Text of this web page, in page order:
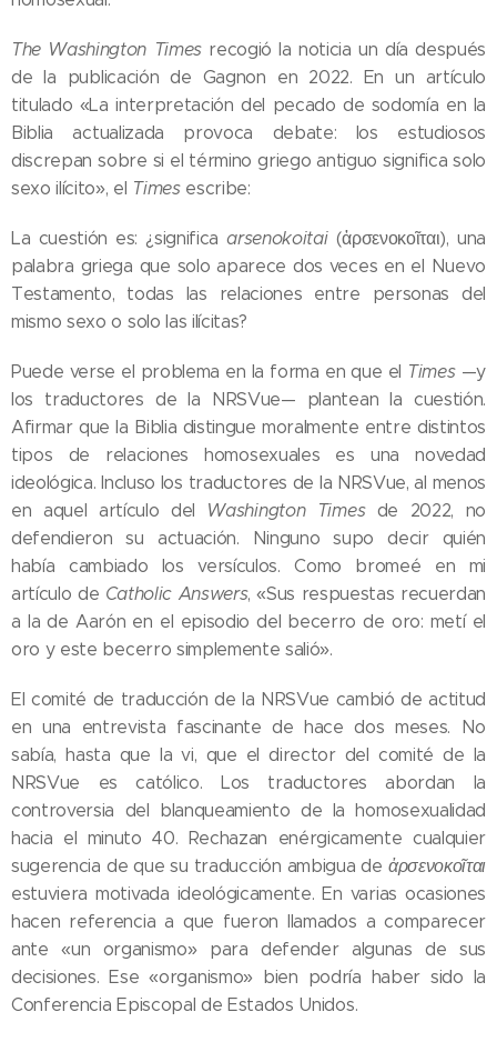
The Washington Timesrecogió la noticia un día después
de la publicación de Gagnon en 2022. En un artículo
titulado «La interpretación del pecado de sodomía en la
Biblia actualizada provoca debate: los estudiosos
discrepan sobre si el término griego antiguo significa solo
sexo ilícito», el Timesescribe:
La cuestión es: ¿significaarsenokoitai(ἀρσενοκοῖται), una
palabra griega que solo aparece dos veces en el Nuevo
Testamento, todas las relaciones entre personas del
mismo sexo o solo las ilícitas?
Puede verse el problema en la forma en que el Times—y
los traductores de la NRSVue— plantean la cuestión.
Afirmar que la Biblia distingue moralmente entre distintos
tipos de relaciones homosexuales es una novedad
ideológica. Incluso los traductores de la NRSVue, al menos
en aquel artículo del Washington Timesde 2022, no
defendieron su actuación. Ninguno supo decir quién
había cambiado los versículos. Como bromeé en mi
artículo de Catholic Answers, «Sus respuestas recuerdan
a la de Aarón en el episodio del becerro de oro: metí el
oro y este becerro simplemente salió».
El comité de traducción de la NRSVue cambió de actitud
en una entrevista fascinante de hace dos meses. No
sabía, hasta que la vi, que el director del comité de la
NRSVue es católico. Los traductores abordan la
controversia del blanqueamiento de la homosexualidad
hacia el minuto 40. Rechazan enérgicamente cualquier
sugerencia de que su traducción ambigua de ἀρσενοκοῖται
estuviera motivada ideológicamente. En varias ocasiones
hacen referencia a que fueron llamados a comparecer
ante «un organismo» para defender algunas de sus
decisiones. Ese «organismo» bien podría haber sido la
Conferencia Episcopal de Estados Unidos.